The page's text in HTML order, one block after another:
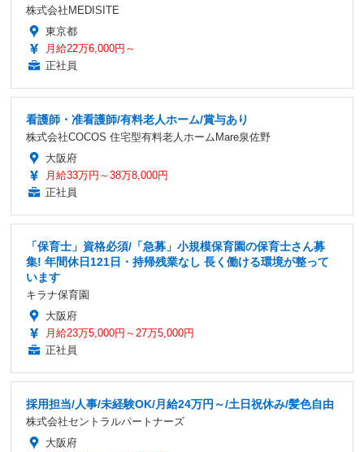
株式会社MEDISITE
東京都
月給22万6,000円～
正社員
看護師・准看護師/有料老人ホーム/賞与あり
株式会社COCOS 住宅型有料老人ホームMare泉佐野
大阪府
月給33万円～38万8,000円
正社員
「保育士」資格必須/「急募」小規模保育園の保育士さん募
集! 年間休日121日・持帰残業なし 長く働ける環境が整って
います
キラナ保育園
大阪府
月給23万5,000円～27万5,000円
正社員
採用担当/人事/未経験OK/月給24万円～/土日祝休み/髪色自由
株式会社セントラルパートナーズ
大阪府